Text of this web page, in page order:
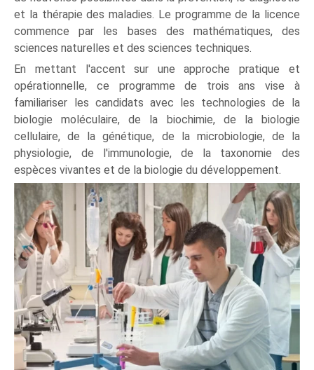
et la thérapie des maladies. Le programme de la licence
commence par les bases des mathématiques, des
sciences naturelles et des sciences techniques.
En mettant l'accent sur une approche pratique et
opérationnelle, ce programme de trois ans vise à
familiariser les candidats avec les technologies de la
biologie moléculaire, de la biochimie, de la biologie
cellulaire, de la génétique, de la microbiologie, de la
physiologie, de l'immunologie, de la taxonomie des
espèces vivantes et de la biologie du développement.